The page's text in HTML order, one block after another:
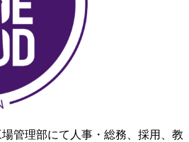
管理部にて人事・総務、採用、教